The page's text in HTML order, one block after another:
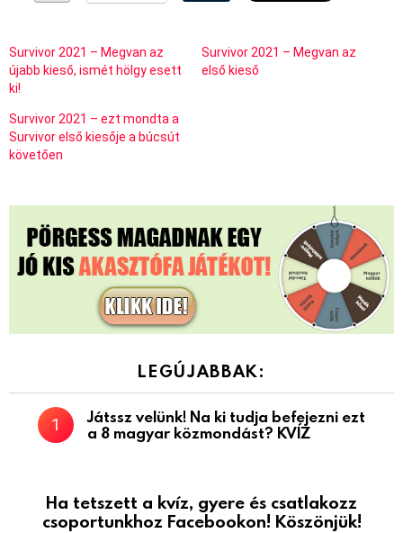
Survivor 2021 – Megvan az
újabb kieső, ismét hölgy esett
ki!
Survivor 2021 – Megvan az
első kieső
Survivor 2021 – ezt mondta a
Survivor első kiesője a búcsút
követően
LEGÚJABBAK:
Játssz velünk! Na ki tudja befejezni ezt
a 8 magyar közmondást? KVÍZ
Ha tetszett a kvíz, gyere és csatlakozz
csoportunkhoz Facebookon! Köszönjük!